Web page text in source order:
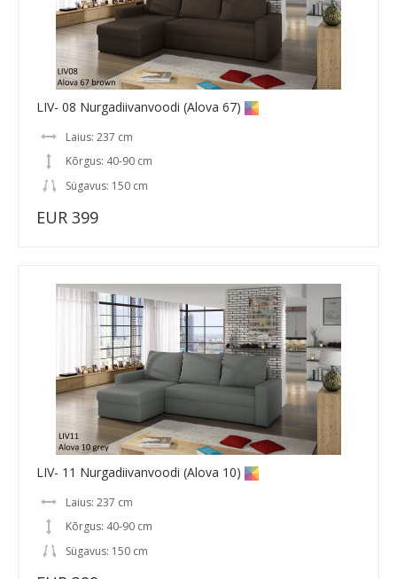
LIV- 08 Nurgadiivanvoodi (Alova 67)
Laius: 237 cm
Kõrgus: 40-90 cm
Sügavus: 150 cm
EUR 399
LIV- 11 Nurgadiivanvoodi (Alova 10)
Laius: 237 cm
Kõrgus: 40-90 cm
Sügavus: 150 cm